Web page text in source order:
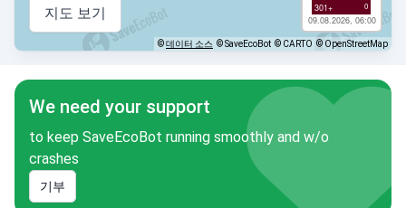
301+ 0
09.08.2026, 06:00
지도 보기
©데이터 소스 © SaveEcoBot © CARTO © OpenStreetMap
We need your support
to keep SaveEcoBot running smoothly and w/o
crashes
기부